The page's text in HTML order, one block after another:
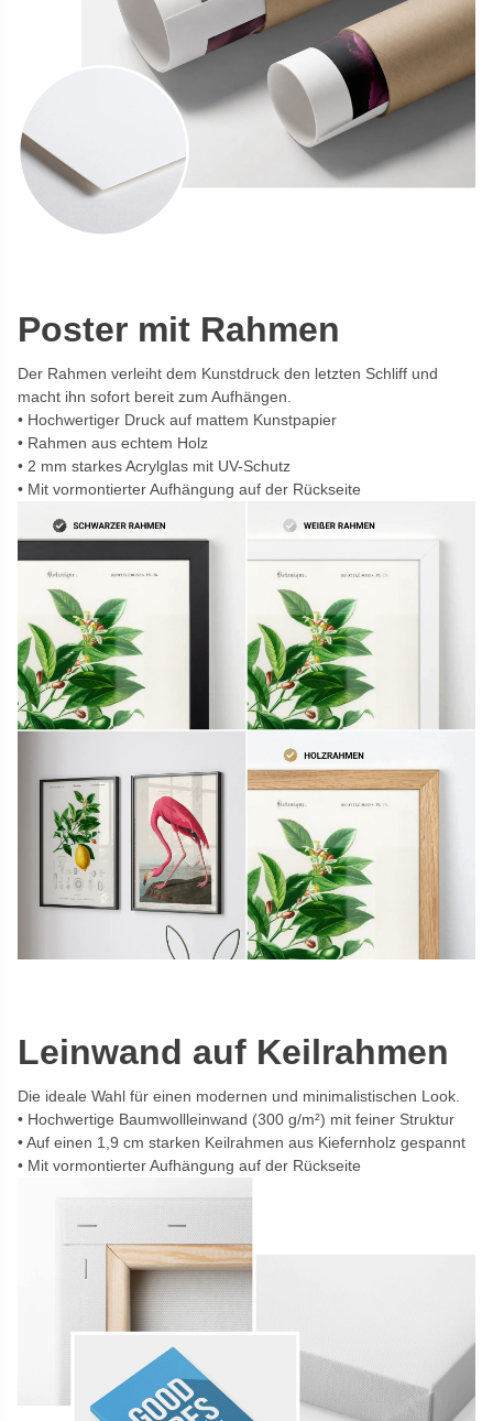
Poster mit Rahmen
Der Rahmen verleiht dem Kunstdruck den letzten Schliff und
macht ihn sofort bereit zum Aufhängen.
Hochwertiger Druck auf mattem Kunstpapier
Rahmen aus echtem Holz
2 mm starkes Acrylglas mit UV-Schutz
Mit vormontierter Aufhängung auf der Rückseite
Leinwand auf Keilrahmen
Die ideale Wahl für einen modernen und minimalistischen Look.
Hochwertige Baumwollleinwand (300 g/m²) mit feiner Struktur
Auf einen 1,9 cm starken Keilrahmen aus Kiefernholz gespannt
Mit vormontierter Aufhängung auf der Rückseite